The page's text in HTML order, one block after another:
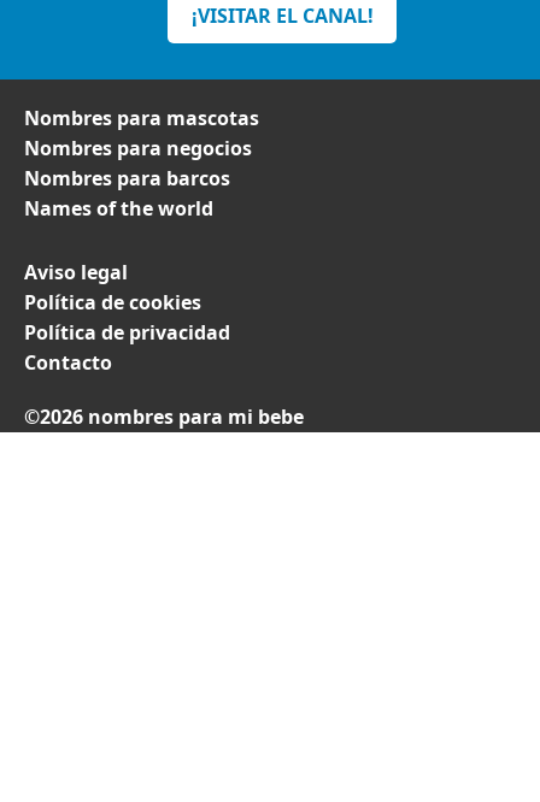
¡VISITAR EL CANAL!
Nombres para mascotas
Nombres para negocios
Nombres para barcos
Names of the world
Aviso legal
Política de cookies
Política de privacidad
Contacto
©2026 nombres para mi bebe